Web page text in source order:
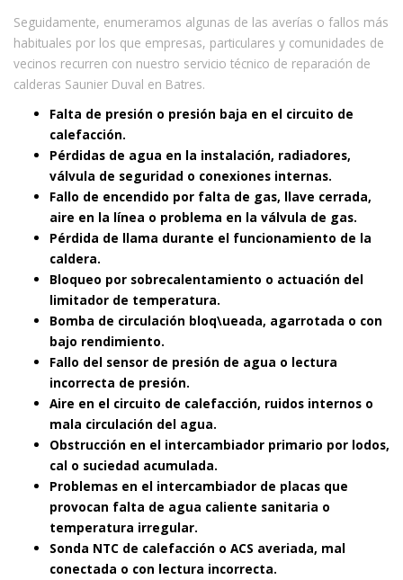
Seguidamente, enumeramos algunas de las averías o fallos más
habituales por los que empresas, particulares y comunidades de
vecinos recurren con nuestro servicio técnico de reparación de
calderas Saunier Duval en Batres.
Falta de presión o presión baja en el circuito de
calefacción.
Pérdidas de agua en la instalación, radiadores,
válvula de seguridad o conexiones internas.
Fallo de encendido por falta de gas, llave cerrada,
aire en la línea o problema en la válvula de gas.
Pérdida de llama durante el funcionamiento de la
caldera.
Bloqueo por sobrecalentamiento o actuación del
limitador de temperatura.
Bomba de circulación bloq\ueada, agarrotada o con
bajo rendimiento.
Fallo del sensor de presión de agua o lectura
incorrecta de presión.
Aire en el circuito de calefacción, ruidos internos o
mala circulación del agua.
Obstrucción en el intercambiador primario por lodos,
cal o suciedad acumulada.
Problemas en el intercambiador de placas que
provocan falta de agua caliente sanitaria o
temperatura irregular.
Sonda NTC de calefacción o ACS averiada, mal
conectada o con lectura incorrecta.